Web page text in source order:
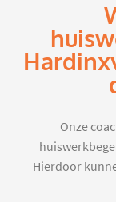
Onze
Hierdoor